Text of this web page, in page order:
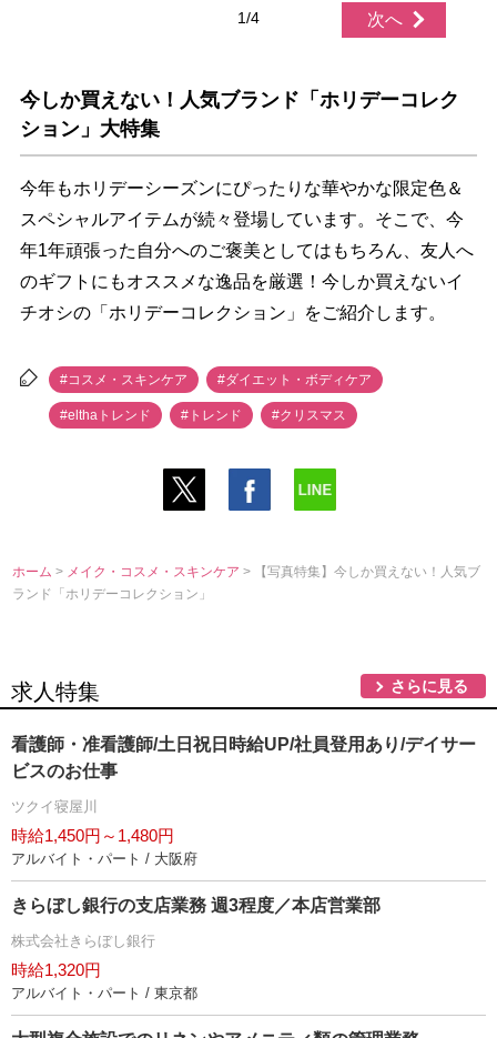
次へ
1/4
今しか買えない！人気ブランド「ホリデーコレク
ション」大特集
今年もホリデーシーズンにぴったりな華やかな限定色＆
スペシャルアイテムが続々登場しています。そこで、今
年1年頑張った自分へのご褒美としてはもちろん、友人へ
のギフトにもオススメな逸品を厳選！今しか買えないイ
チオシの「ホリデーコレクション」をご紹介します。
#コスメ・スキンケア #ダイエット・ボディケア
#elthaトレンド #トレンド #クリスマス
ホーム > メイク・コスメ・スキンケア> 【写真特集】今しか買えない！人気ブ
ランド「ホリデーコレクション」
求人特集 さらに見る
看護師・准看護師/土日祝日時給UP/社員登用あり/デイサー
ビスのお仕事
ツクイ寝屋川
時給1,450円～1,480円
アルバイト・パート / 大阪府
きらぼし銀行の支店業務 週3程度／本店営業部
株式会社きらぼし銀行
時給1,320円
アルバイト・パート / 東京都